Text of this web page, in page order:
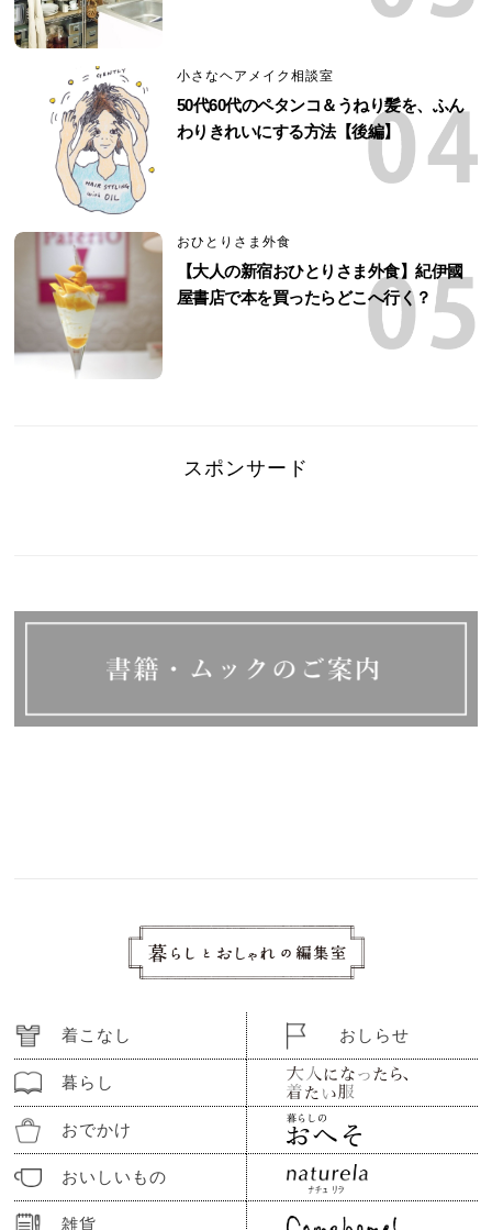
小さなヘアメイク相談室
50代60代のペタンコ＆うねり髪を、ふん
わりきれいにする方法【後編】
おひとりさま外食
【大人の新宿おひとりさま外食】紀伊國
屋書店で本を買ったらどこへ行く？
スポンサード
着こなし
暮らし
おでかけ
おいしいもの
雑貨
おしらせ